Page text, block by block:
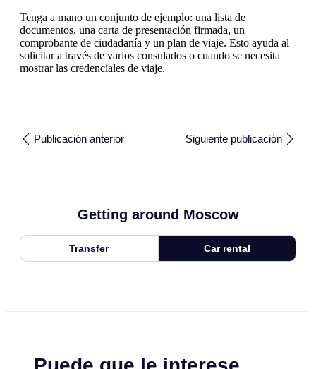
Tenga a mano un conjunto de ejemplo: una lista de
documentos, una carta de presentación firmada, un
comprobante de ciudadanía y un plan de viaje. Esto ayuda al
solicitar a través de varios consulados o cuando se necesita
mostrar las credenciales de viaje.
Publicación anterior Siguiente publicación
Getting around Moscow
Transfer Car rental